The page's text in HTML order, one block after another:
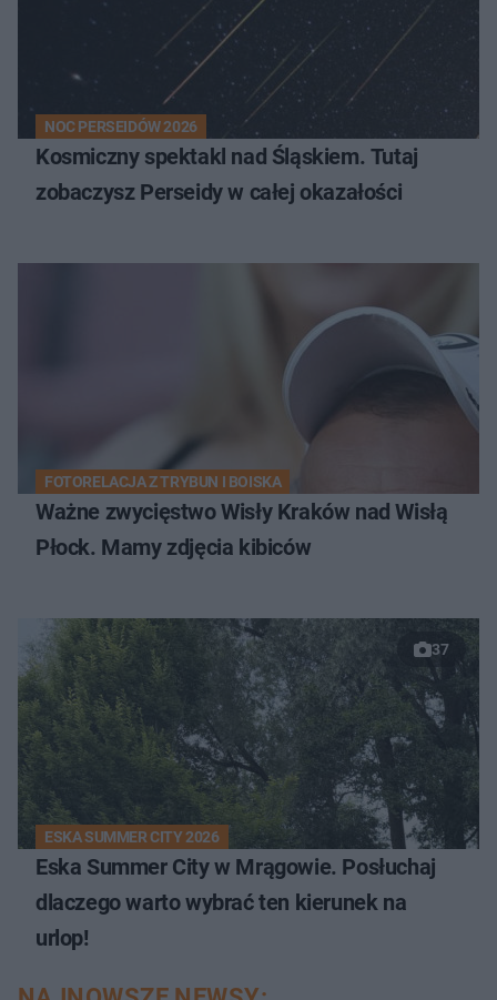
NOC PERSEIDÓW 2026
Kosmiczny spektakl nad Śląskiem. Tutaj
zobaczysz Perseidy w całej okazałości
FOTORELACJA Z TRYBUN I BOISKA
Ważne zwycięstwo Wisły Kraków nad Wisłą
Płock. Mamy zdjęcia kibiców
37
ESKA SUMMER CITY 2026
Eska Summer City w Mrągowie. Posłuchaj
dlaczego warto wybrać ten kierunek na
urlop!